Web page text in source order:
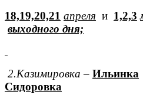
18,19,20,21 апреля и 1,2,3
выходного дня;
2.Казимировка – Ильинка
Сидоровка